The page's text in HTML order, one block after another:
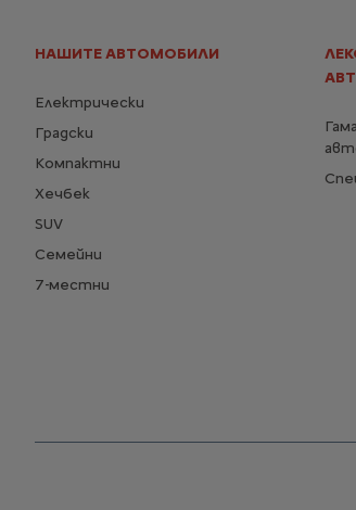
НАШИТЕ АВТОМОБИЛИ
Електрически
Градски
Компактни
Хечбек
SUV
Семейни
7-местни